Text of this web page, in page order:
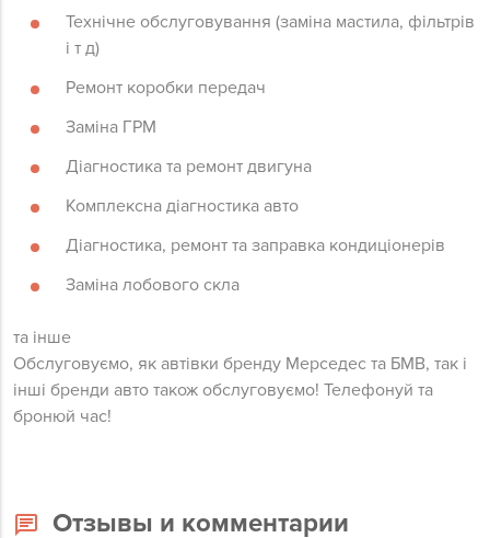
Технічне обслуговування (заміна мастила, фільтрів
і т д)
Ремонт коробки передач
Заміна ГРМ
Діагностика та ремонт двигуна
Комплексна діагностика авто
Діагностика, ремонт та заправка кондиціонерів
Заміна лобового скла
та інше
Обслуговуємо, як автівки бренду Мерседес та БМВ, так і
інші бренди авто також обслуговуємо! Телефонуй та
бронюй час!
Отзывы и комментарии